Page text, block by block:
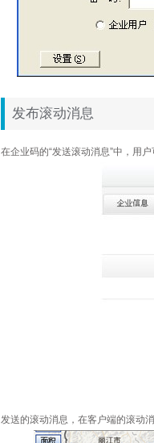
发布滚动消息
在企业码的“发送滚动消息”中，用
发送的滚动消息，在客户端的滚动